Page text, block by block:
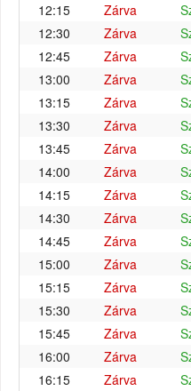
12:15
Zárva
12:30
Zárva
12:45
Zárva
13:00
Zárva
13:15
Zárva
13:30
Zárva
13:45
Zárva
14:00
Zárva
14:15
Zárva
14:30
Zárva
14:45
Zárva
15:00
Zárva
15:15
Zárva
15:30
Zárva
15:45
Zárva
16:00
Zárva
16:15
Zárva